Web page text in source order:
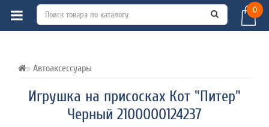
0
Автоаксессуары
Игрушка на присосках Кот "Питер"
Черный 2100000124237
ВСЕ О ТОВАРЕ ХАРАКТЕРИСТИКИ